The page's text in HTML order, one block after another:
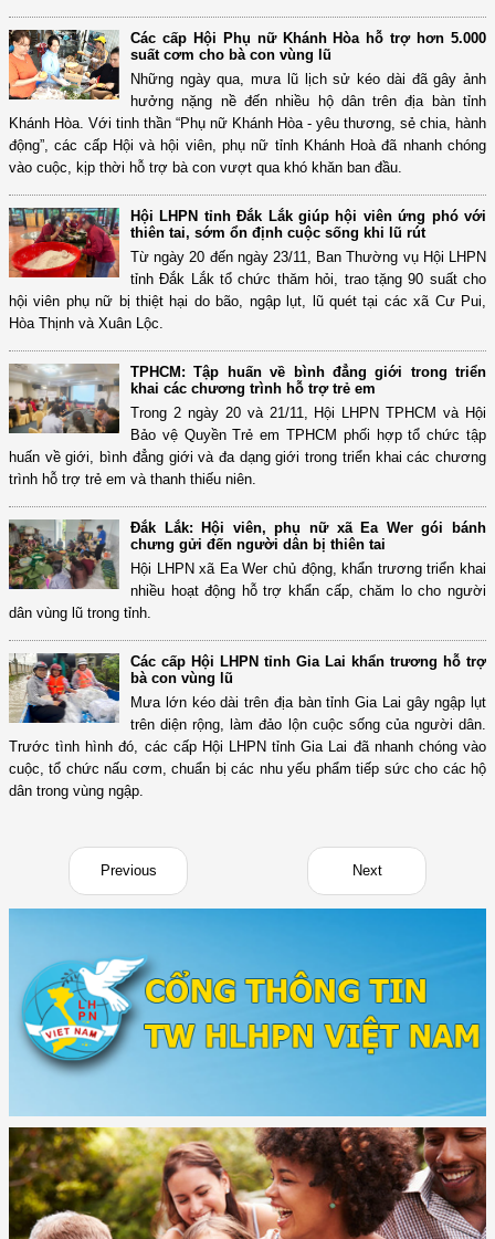
Các cấp Hội Phụ nữ Khánh Hòa hỗ trợ hơn 5.000
suất cơm cho bà con vùng lũ
Những ngày qua, mưa lũ lịch sử kéo dài đã gây ảnh
hưởng nặng nề đến nhiều hộ dân trên địa bàn tỉnh
Khánh Hòa. Với tinh thần “Phụ nữ Khánh Hòa - yêu thương, sẻ chia, hành
động”, các cấp Hội và hội viên, phụ nữ tỉnh Khánh Hoà đã nhanh chóng
vào cuộc, kịp thời hỗ trợ bà con vượt qua khó khăn ban đầu.
Hội LHPN tỉnh Đắk Lắk giúp hội viên ứng phó với
thiên tai, sớm ổn định cuộc sống khi lũ rút
Từ ngày 20 đến ngày 23/11, Ban Thường vụ Hội LHPN
tỉnh Đắk Lắk tổ chức thăm hỏi, trao tặng 90 suất cho
hội viên phụ nữ bị thiệt hại do bão, ngập lụt, lũ quét tại các xã Cư Pui,
Hòa Thịnh và Xuân Lộc.
TPHCM: Tập huấn về bình đẳng giới trong triển
khai các chương trình hỗ trợ trẻ em
Trong 2 ngày 20 và 21/11, Hội LHPN TPHCM và Hội
Bảo vệ Quyền Trẻ em TPHCM phối hợp tổ chức tập
huấn về giới, bình đẳng giới và đa dạng giới trong triển khai các chương
trình hỗ trợ trẻ em và thanh thiếu niên.
Đắk Lắk: Hội viên, phụ nữ xã Ea Wer gói bánh
chưng gửi đến người dân bị thiên tai
Hội LHPN xã Ea Wer chủ động, khẩn trương triển khai
nhiều hoạt động hỗ trợ khẩn cấp, chăm lo cho người
dân vùng lũ trong tỉnh.
Các cấp Hội LHPN tỉnh Gia Lai khẩn trương hỗ trợ
bà con vùng lũ
Mưa lớn kéo dài trên địa bàn tỉnh Gia Lai gây ngập lụt
trên diện rộng, làm đảo lộn cuộc sống của người dân.
Trước tình hình đó, các cấp Hội LHPN tỉnh Gia Lai đã nhanh chóng vào
cuộc, tổ chức nấu cơm, chuẩn bị các nhu yếu phẩm tiếp sức cho các hộ
dân trong vùng ngập.
Previous Next